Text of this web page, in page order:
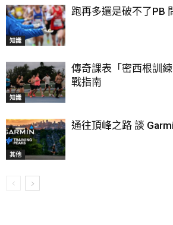
知識
跑再多還是破不了PB
知識
傳奇課表「密西根訓
戰指南
其他
通往頂峰之路 談